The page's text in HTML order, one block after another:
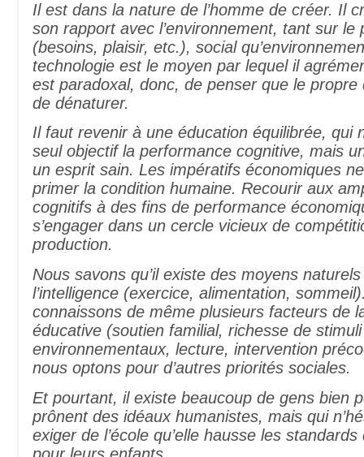
Il est dans la nature de l’homme de créer. Il
son rapport avec l’environnement, tant sur le
(besoins, plaisir, etc.), social
technologie est le moyen par lequel il
est paradoxal, donc, de penser que le propre
de dénaturer.
Il faut revenir à une éducation équilibrée, qui
seul objectif la performance cognitive, mais
un esprit sain. Les impératifs économiques
primer la condition humaine. Recourir aux
cognitifs à des fins de performance
s’engager dans un cercle vicieux de
production.
Nous savons qu’il existe des moyens naturels
l’intelligence (exercice, alimentation,
connaissons de même plusieurs facteurs de
éducative (soutien familial, richesse de stimuli
environnementaux, lecture, intervention
nous optons pour d’autres priorités sociales.
Et pourtant, il existe beaucoup de gens bien
prônent des idéaux humanistes, mais qui
exiger de l’école qu’elle hausse les